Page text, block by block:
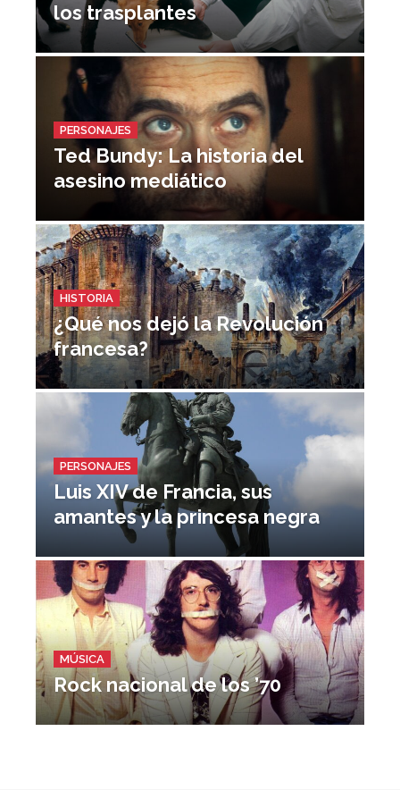
los trasplantes
PERSONAJES
Ted Bundy: La historia del
asesino mediático
HISTORIA
¿Qué nos dejó la Revolución
francesa?
PERSONAJES
Luis XIV de Francia, sus
amantes y la princesa negra
MÚSICA
Rock nacional de los ’70